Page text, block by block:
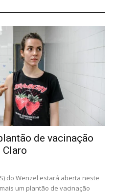
de vacinação
Claro
do Wenzel estará aberta neste
um plantão de vacinação